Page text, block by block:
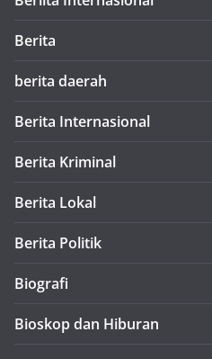
Berita
berita daerah
Berita Internasional
Berita Kriminal
Berita Lokal
Berita Politik
Biografi
Bioskop dan Hiburan